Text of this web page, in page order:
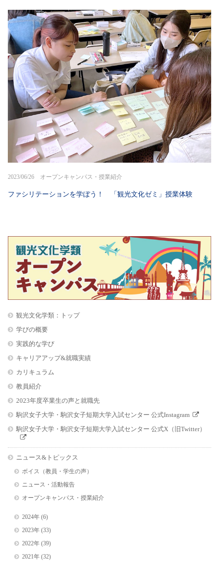
2023/06/26 オープンキャンパス・授業紹介
ファシリテーションを学ぼう！ 「観光文化ゼミ」授業体験
観光文化学類：トップ
学びの概要
実践的な学び
キャリアアップ&就職実績
カリキュラム
教員紹介
2023年度卒業生の声と就職先
駒沢女子大学・駒沢女子短期大学入試センター 公式Instagram
駒沢女子大学・駒沢女子短期大学入試センター 公式X（旧Twitter）
ニュース&トピックス
ボイス（教員・学生の声）
ニュース・活動報告
オープンキャンパス・授業紹介
2024年(6)
2023年(33)
2022年(39)
2021年(32)